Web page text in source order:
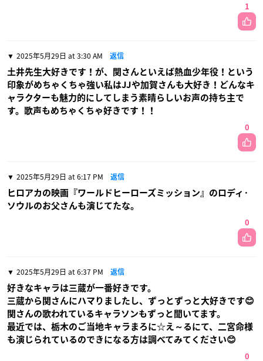
1
2025年5月29日 at 3:30 AM 返信
土井先生大好きです！が、関さんといえば熱血少年役！という
印象がめちゃくちゃ強い私はJJや加賀さんも大好き！どんなキ
ャラクターも魅力的にしてしまう素晴らしいお声の持ち主で
す。歌声もめちゃくちゃ好きです！！
0
2025年5月29日 at 6:17 PM 返信
ヒロアカの映画『ワールドヒーローズミッション』のロディ·
ソウルのお父さんも演じてたな。
0
2025年5月29日 at 6:37 PM 返信
好きなキャラは三蔵が一番好きです。
三蔵から関さんにハマりましたし、ずっとずっと大好きです😊
関さんの歌われているキャラソンもずっと聞いてます。
最近では、栃木のご当地キャラまろに☆え～るにて、二宮命様
も演じられているのできになる方は調べてみてください😊
0